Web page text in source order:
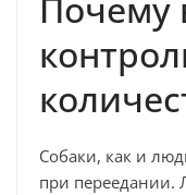
Почему
Собаки, как и
при переедании.